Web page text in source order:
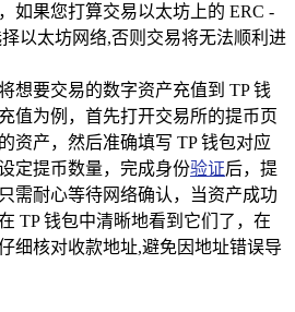
如果您打算交易以太坊上的 ERC -
以太坊网络,否则交易将无法顺利进
想要交易的数字资产充值到 TP 钱
值为例，首先打开交易所的提币页
资产，然后准确填写 TP 钱包对应
定提币数量，完成身份验证后，提
需耐心等待网络确认，当资产成功
TP 钱包中清晰地看到它们了，在
细核对收款地址,避免因地址错误导